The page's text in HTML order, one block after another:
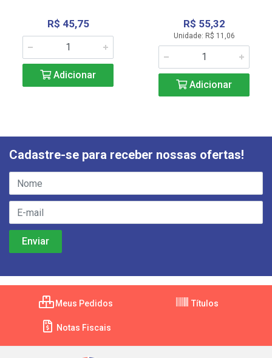
R$ 45,75
Adicionar
R$ 55,32
Unidade: R$ 11,06
Adicionar
Cadastre-se para receber nossas ofertas!
Meus Pedidos Títulos
Notas Fiscais